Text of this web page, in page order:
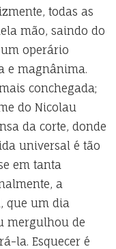
todas as
mão, saindo do
operário
e magnânima.
conchegada;
do Nicolau
da corte, donde
universal é tão
em tanta
a
que um dia
mergulhou de
la. Esquecer é